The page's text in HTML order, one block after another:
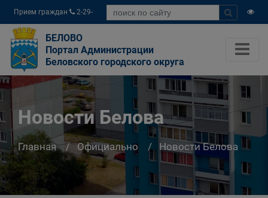
Прием граждан
2-29-
04
БЕЛОВО
Портал Администрации
Беловского городского округа
Новости Белова
Главная Официально Новости Белова